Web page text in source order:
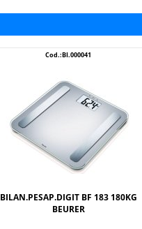
Cod.:BI.000041
BILAN.PESAP.DIGIT BF 183 180KG
BEURER